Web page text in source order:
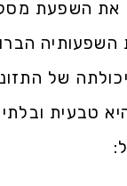
את השפעת
של
טבעית